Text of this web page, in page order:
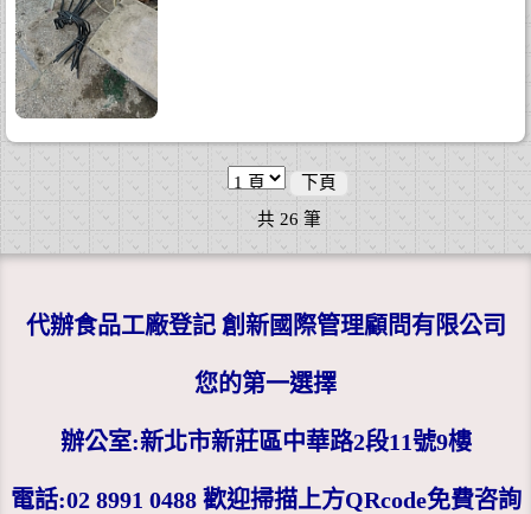
下頁
共 26 筆
代辦食品工廠登記 創新國際管理顧問有限公司
您的第一選擇
辦公室:新北市新莊區中華路2段11號9樓
電話:02 8991 0488 歡迎掃描上方QRcode免費咨詢